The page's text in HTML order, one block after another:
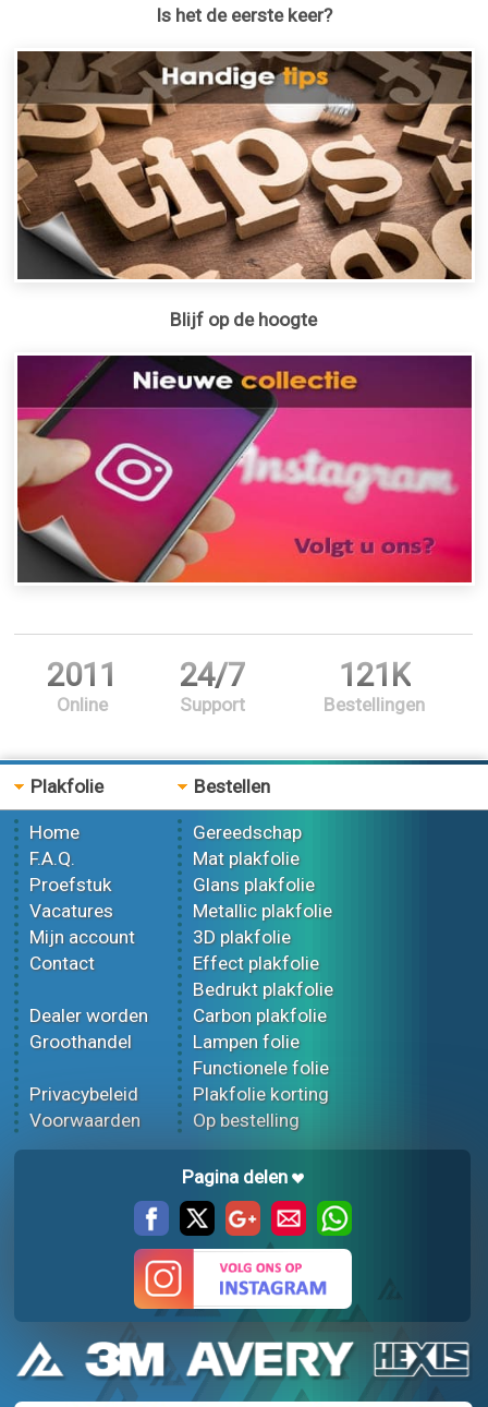
Is het de eerste keer?
Blijf op de hoogte
2011
Online
24/7
Support
121K
Bestellingen
Plakfolie
Home
F.A.Q.
Proefstuk
Vacatures
Mijn account
Contact
Dealer worden
Groothandel
Privacybeleid
Voorwaarden
Bestellen
Gereedschap
Mat plakfolie
Glans plakfolie
Metallic plakfolie
3D plakfolie
Effect plakfolie
Bedrukt plakfolie
Carbon plakfolie
Lampen folie
Functionele folie
Plakfolie korting
Op bestelling
Pagina delen